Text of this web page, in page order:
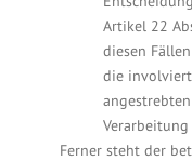
Artikel 22
diesen
die
Ferner steht der